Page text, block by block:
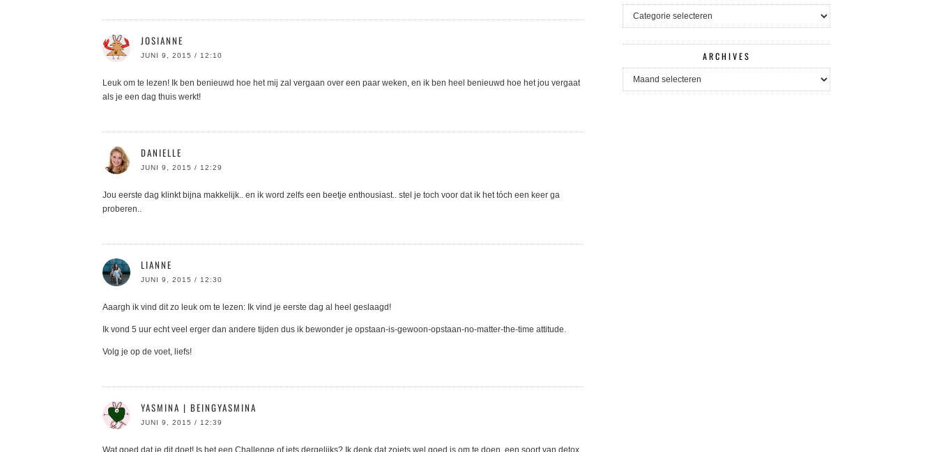
JOSIANNE
JUNI 9, 2015 / 12:10
Leuk om te lezen! Ik ben benieuwd hoe het mij zal vergaan over een paar weken, en ik ben heel benieuwd hoe het jou vergaat
als je een dag thuis werkt!
DANIELLE
JUNI 9, 2015 / 12:29
Jou eerste dag klinkt bijna makkelijk.. en ik word zelfs een beetje enthousiast.. stel je toch voor dat ik het tóch een keer ga
proberen..
LIANNE
JUNI 9, 2015 / 12:30
Aaargh ik vind dit zo leuk om te lezen: Ik vind je eerste dag al heel geslaagd!
Ik vond 5 uur echt veel erger dan andere tijden dus ik bewonder je opstaan-is-gewoon-opstaan-no-matter-the-time attitude.
Volg je op de voet, liefs!
YASMINA | BEINGYASMINA
JUNI 9, 2015 / 12:39
Wat goed dat je dit doet! Is het een Challenge of iets dergelijks? Ik denk dat zoiets wel goed is om te doen, een soort van detox
CATEGORIES
ARCHIVES
ARCHIVES